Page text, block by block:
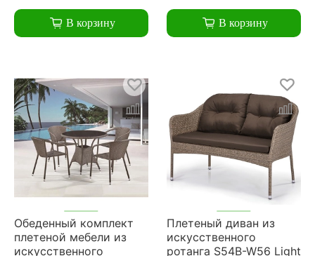
В корзину В корзину
Обеденный комплект
плетеной мебели из
искусственного
Плетеный диван из
искусственного
ротанга S54B-W56 Light